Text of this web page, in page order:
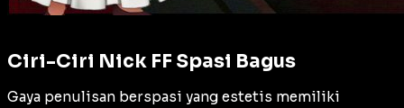
Ciri-Ciri Nick FF Spasi Bagus
Gaya penulisan berspasi yang estetis memiliki